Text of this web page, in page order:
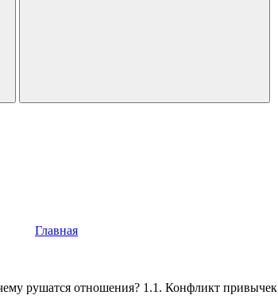
Главная
рушатся отношения? 1.1. Конфликт привычек